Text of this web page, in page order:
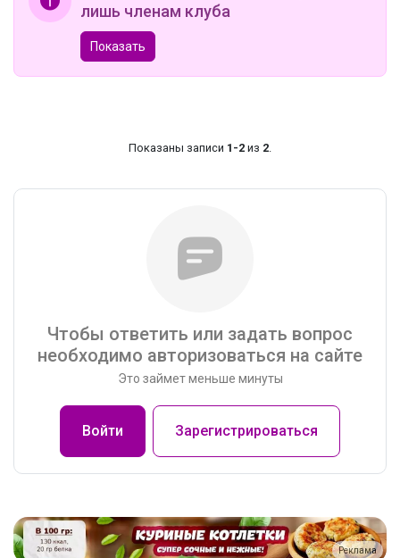
лишь членам клуба
Показать
Показаны записи 1-2 из 2
Чтобы ответить или задать вопрос
необходимо авторизоваться на сайте
Это займет меньше минуты
Войти Зарегистрироваться
Реклама